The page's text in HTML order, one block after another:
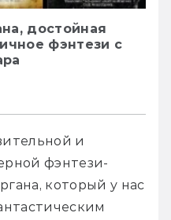
достойная
фэнтези с
и
фэнтези-
который у нас